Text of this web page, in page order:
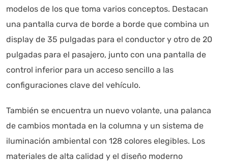
modelos de los que toma varios conceptos. Destacan
una pantalla curva de borde a borde que combina un
display de 35 pulgadas para el conductor y otro de 20
pulgadas para el pasajero, junto con una pantalla de
control inferior para un acceso sencillo a las
configuraciones clave del vehículo.
También se encuentra un nuevo volante, una palanca
de cambios montada en la columna y un sistema de
iluminación ambiental con 128 colores elegibles. Los
materiales de alta calidad y el diseño moderno